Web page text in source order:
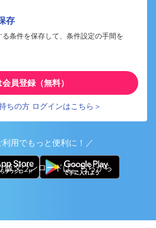
存
条件を保存して、条件設定の手間を
会員登録（無料）
ちの方 ログインはこちら＞
利用でもっと便利に！／
版ダウンロードはこちらから